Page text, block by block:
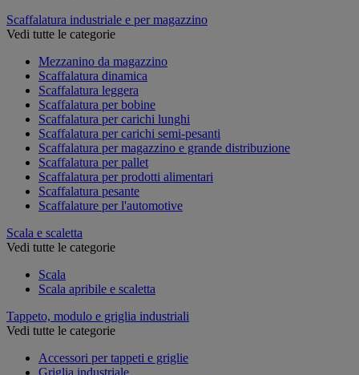
Scaffalatura industriale e per magazzino
Vedi tutte le categorie
Mezzanino da magazzino
Scaffalatura dinamica
Scaffalatura leggera
Scaffalatura per bobine
Scaffalatura per carichi lunghi
Scaffalatura per carichi semi-pesanti
Scaffalatura per magazzino e grande distribuzione
Scaffalatura per pallet
Scaffalatura per prodotti alimentari
Scaffalatura pesante
Scaffalature per l'automotive
Scala e scaletta
Vedi tutte le categorie
Scala
Scala apribile e scaletta
Tappeto, modulo e griglia industriali
Vedi tutte le categorie
Accessori per tappeti e griglie
Griglia industriale